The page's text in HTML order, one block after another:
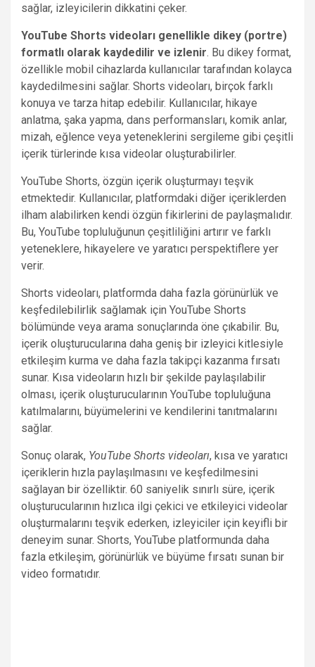
sağlar, izleyicilerin dikkatini çeker.
YouTube Shorts videoları genellikle dikey (portre)
formatlı olarak kaydedilir ve izlenir. Bu dikey format,
özellikle mobil cihazlarda kullanıcılar tarafından kolayca
kaydedilmesini sağlar. Shorts videoları, birçok farklı
konuya ve tarza hitap edebilir. Kullanıcılar, hikaye
anlatma, şaka yapma, dans performansları, komik anlar,
mizah, eğlence veya yeteneklerini sergileme gibi çeşitli
içerik türlerinde kısa videolar oluşturabilirler.
YouTube Shorts, özgün içerik oluşturmayı teşvik
etmektedir. Kullanıcılar, platformdaki diğer içeriklerden
ilham alabilirken kendi özgün fikirlerini de paylaşmalıdır.
Bu, YouTube topluluğunun çeşitliliğini artırır ve farklı
yeteneklere, hikayelere ve yaratıcı perspektiflere yer
verir.
Shorts videoları, platformda daha fazla görünürlük ve
keşfedilebilirlik sağlamak için YouTube Shorts
bölümünde veya arama sonuçlarında öne çıkabilir. Bu,
içerik oluşturucularına daha geniş bir izleyici kitlesiyle
etkileşim kurma ve daha fazla takipçi kazanma fırsatı
sunar. Kısa videoların hızlı bir şekilde paylaşılabilir
olması, içerik oluşturucularının YouTube topluluğuna
katılmalarını, büyümelerini ve kendilerini tanıtmalarını
sağlar.
Sonuç olarak, YouTube Shorts videoları, kısa ve yaratıcı
içeriklerin hızla paylaşılmasını ve keşfedilmesini
sağlayan bir özelliktir. 60 saniyelik sınırlı süre, içerik
oluşturucularının hızlıca ilgi çekici ve etkileyici videolar
oluşturmalarını teşvik ederken, izleyiciler için keyifli bir
deneyim sunar. Shorts, YouTube platformunda daha
fazla etkileşim, görünürlük ve büyüme fırsatı sunan bir
video formatıdır.